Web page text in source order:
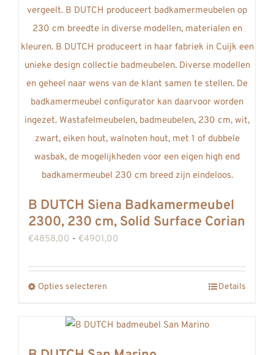
Deze
optie
kan
gekozen
worden
op
de
productpagina
B DUTCH Siena Badkamermeubel
2300, 230 cm, Solid Surface Corian
€4858,00 - €4901,00
tot
Opties selecteren
heeft
Details